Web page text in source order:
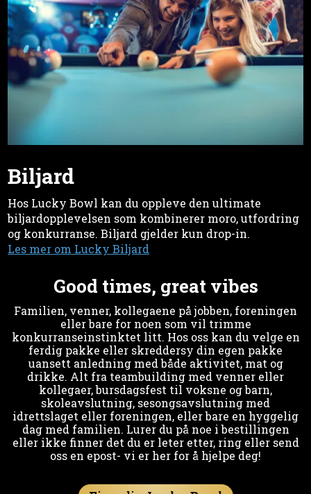
Biljard
Hos Lucky Bowl kan du oppleve den ultimate
biljardopplevelsen som kombinerer moro, utfordring
og konkurranse. Biljard gjelder kun drop-in.
Les mer om Lucky Biljard
Good times, great vibes
Familien, venner, kollegaene på jobben, foreningen
eller bare for noen som vil trimme
konkurranseinstinktet litt. Hos oss kan du velge en
ferdig pakke eller skreddersy din egen pakke
uansett anledning med både aktivitet, mat og
drikke. Alt fra teambuilding med venner eller
kollegaer, bursdagsfest til voksne og barn,
skoleavslutning, sesongsavslutning med
idrettslaget eller foreningen, eller bare en hyggelig
dag med familien. Lurer du på noe i bestillingen
eller ikke finner det du er leter etter, ring eller send
oss en epost- vi er her for å hjelpe deg!